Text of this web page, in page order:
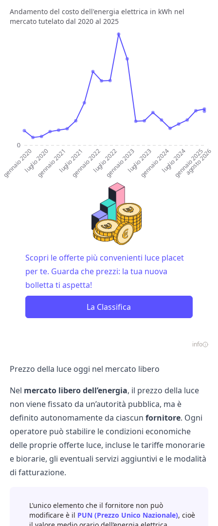
Andamento del costo dell'energia elettrica in kWh nel
mercato tutelato dal 2020 al 2025
0
0
0
0
0
0
0
0
0
0
gennaio 2020luglio 2020gennaio 2021luglio 2021gennaio 2022luglio 2022gennaio 2023luglio 2023gennaio 2024luglio 2024gennaio 2025
agosto 2026
Scopri le offerte più convenienti luce placet
per te. Guarda che prezzi: la tua nuova
bolletta ti aspetta!
La Classifica
info
Prezzo della luce oggi nel mercato libero
Nel mercato libero dell’energia, il prezzo della luce
non viene fissato da un’autorità pubblica, ma è
definito autonomamente da ciascun fornitore. Ogni
operatore può stabilire le condizioni economiche
delle proprie offerte luce, incluse le tariffe monorarie
e biorarie, gli eventuali servizi aggiuntivi e le modalità
di fatturazione.
L’unico elemento che il fornitore non può
modificare è il PUN (Prezzo Unico Nazionale), cioè